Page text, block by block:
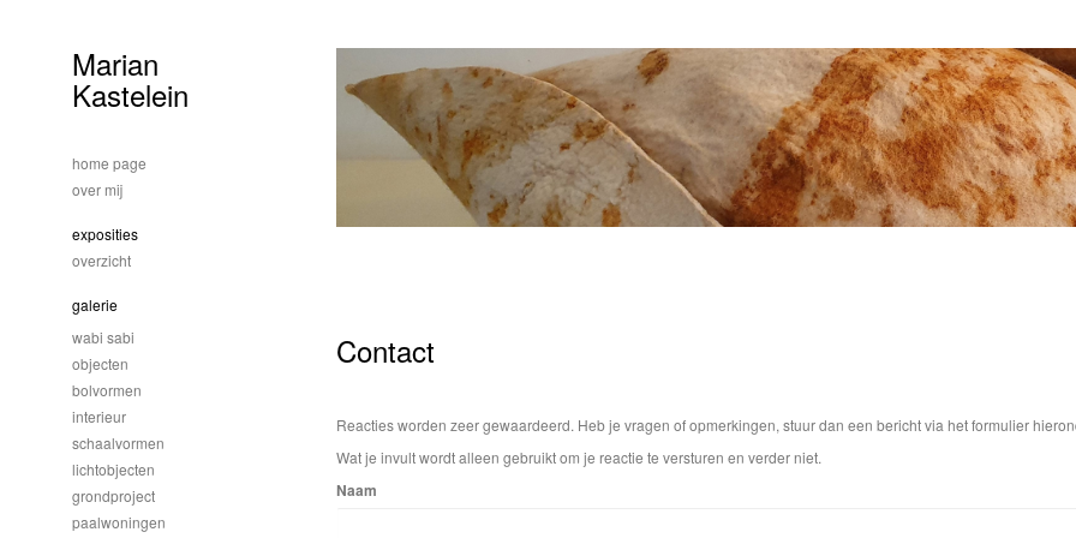
Contact
Reacties worden zeer gewaardeerd. Heb je vragen of opmerkingen, stuur dan een bericht via het formulier
Wat je invult wordt alleen gebruikt om je reactie te versturen en verder niet.
Naam
Marian
Kastelein
home page
over mij
exposities
overzicht
galerie
wabi sabi
objecten
bolvormen
interieur
schaalvormen
lichtobjecten
grondproject
paalwoningen